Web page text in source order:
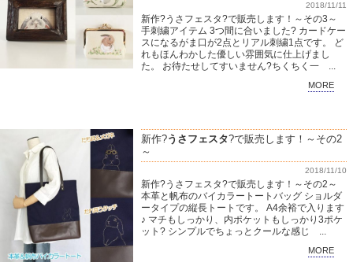
2018/11/11
新作?うさフェスタ?で販売します！～その3～
手刺繍アイテム 3つ間に合いました? カードケー
スになるがま口が2点とリアル刺繍1点です。 ど
れもほんわかした優しい雰囲気に仕上げまし
た。 お待たせしてすいません?ちくちく一 ...
MORE
新作?うさフェスタ?で販売します！～その2
～
2018/11/10
新作?うさフェスタ?で販売します！～その2～
本革と帆布のバイカラートートバッグ ショルダ
ータイプの縦長トートです。 A4余裕で入ります
♪ マチもしっかり、内ポケットもしっかり3ポケ
ット? シンプルでちょっとクールな感じ ...
MORE